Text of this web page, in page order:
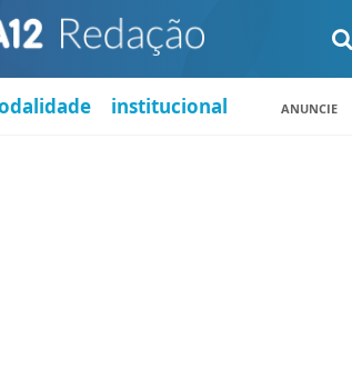
institucional ANUNCIE